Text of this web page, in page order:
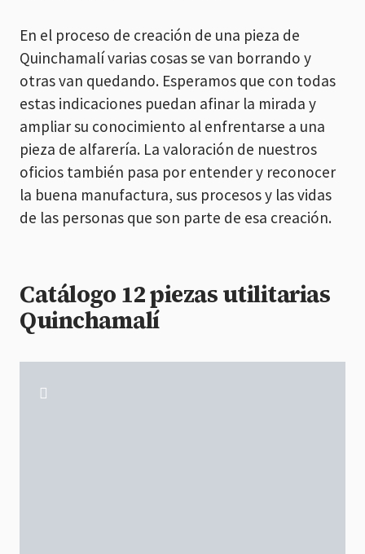
En el proceso de creación de una pieza de
Quinchamalí varias cosas se van borrando y
otras van quedando. Esperamos que con todas
estas indicaciones puedan afinar la mirada y
ampliar su conocimiento al enfrentarse a una
pieza de alfarería. La valoración de nuestros
oficios también pasa por entender y reconocer
la buena manufactura, sus procesos y las vidas
de las personas que son parte de esa creación.
Catálogo 12 piezas utilitarias
Quinchamalí